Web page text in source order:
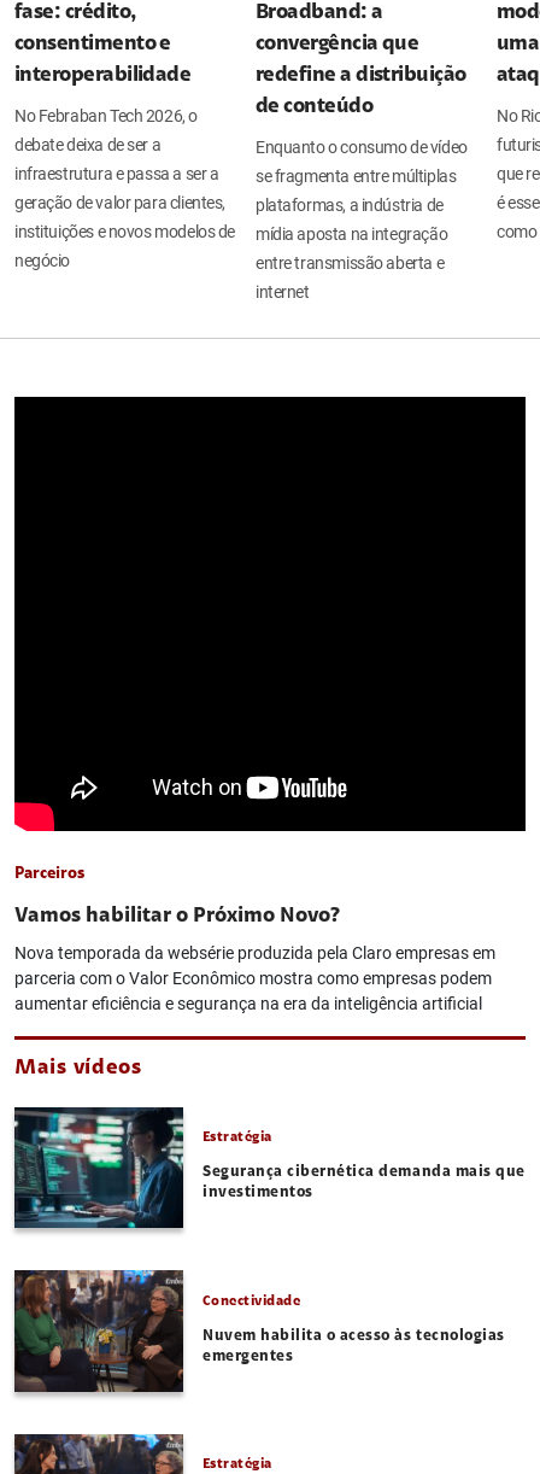
fase: crédito,
consentimento e
interoperabilidade
No Febraban Tech 2026, o
debate deixa de ser a
infraestrutura e passa a ser a
geração de valor para clientes,
instituições e novos modelos de
negócio
Broadband: a
convergência que
redefine a distribuição
de conteúdo
Enquanto o consumo de vídeo
se fragmenta entre múltiplas
plataformas, a indústria de
mídia aposta na integração
entre transmissão aberta e
internet
No
que
é
como
Parceiros
Vamos habilitar o Próximo Novo?
Nova temporada da websérie produzida pela Claro empresas em
parceria com o Valor Econômico mostra como empresas podem
aumentar eficiência e segurança na era da inteligência artificial
Mais vídeos
Estratégia
Segurança cibernética demanda mais que
investimentos
Conectividade
Nuvem habilita o acesso às tecnologias
emergentes
Estratégia